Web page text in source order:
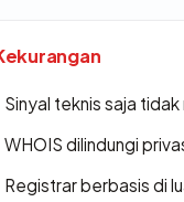
Sinyal teknis saja
WHOIS dilindungi
Registrar berbasis di